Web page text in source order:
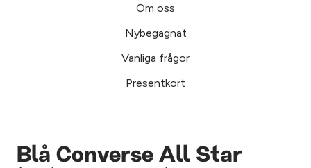
Om oss
Nybegagnat
Vanliga frågor
Presentkort
Blå Converse All Star